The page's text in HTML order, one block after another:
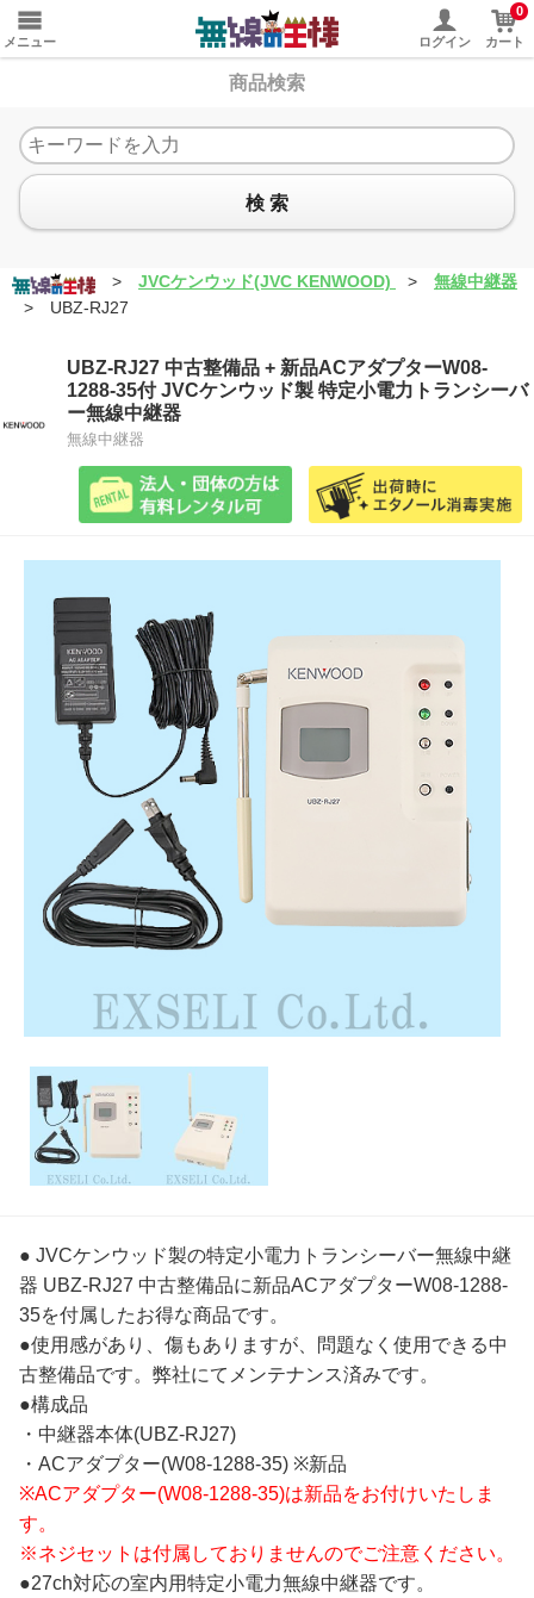
メニュー ログイン
0
カート
商品検索
検 索
> JVCケンウッド(JVC KENWOOD) >
無線中継器
>
UBZ-RJ27
UBZ-RJ27 中古整備品 + 新品ACアダプターW08-
1288-35付 JVCケンウッド製 特定小電力トランシーバ
ー無線中継器
無線中継器
● JVCケンウッド製の特定小電力トランシーバー無線中継
器 UBZ-RJ27 中古整備品に新品ACアダプターW08-1288-
35を付属したお得な商品です。
●使用感があり、傷もありますが、問題なく使用できる中
古整備品です。弊社にてメンテナンス済みです。
●構成品
・中継器本体(UBZ-RJ27)
・ACアダプター(W08-1288-35) ※新品
※ACアダプター(W08-1288-35)は新品をお付けいたしま
す。
※ネジセットは付属しておりませんのでご注意ください。
●27ch対応の室内用特定小電力無線中継器です。